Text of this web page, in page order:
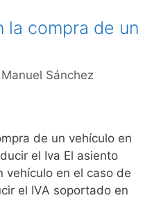
la compra de un
Sánchez
de un vehículo en
el Iva El asiento
vehículo en el caso de
el IVA soportado en